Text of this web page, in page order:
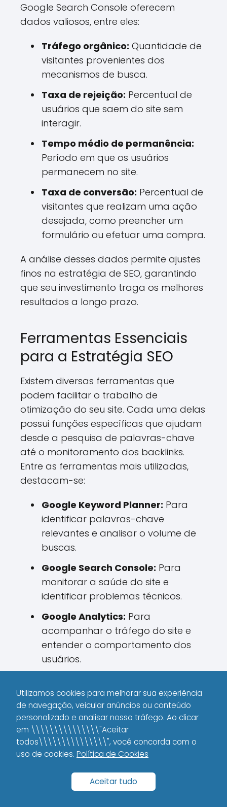
Google Search Console oferecem
dados valiosos, entre eles:
Tráfego orgânico: Quantidade de
visitantes provenientes dos
mecanismos de busca.
Taxa de rejeição: Percentual de
usuários que saem do site sem
interagir.
Tempo médio de permanência:
Período em que os usuários
permanecem no site.
Taxa de conversão: Percentual de
visitantes que realizam uma ação
desejada, como preencher um
formulário ou efetuar uma compra.
A análise desses dados permite ajustes
finos na estratégia de SEO, garantindo
que seu investimento traga os melhores
resultados a longo prazo.
Ferramentas Essenciais
para a Estratégia SEO
Existem diversas ferramentas que
podem facilitar o trabalho de
otimização do seu site. Cada uma delas
possui funções específicas que ajudam
desde a pesquisa de palavras-chave
até o monitoramento dos backlinks.
Entre as ferramentas mais utilizadas,
destacam-se:
Google Keyword Planner: Para
identificar palavras-chave
relevantes e analisar o volume de
buscas.
Google Search Console: Para
monitorar a saúde do site e
identificar problemas técnicos.
Google Analytics: Para
acompanhar o tráfego do site e
entender o comportamento dos
usuários.
concorrência, monitorar backlinks e
encontrar oportunidades de
crescimento.
Moz:Para avaliar a autoridade do
domínio e identificar erros de SEO.
O uso adequado dessas ferramentas
torna o processo de otimização mais
Utilizamos cookies para melhorar sua experiência
de navegação, veicular anúncios ou conteúdo
personalizado e analisar nosso tráfego. Ao clicar
em \\\\\\\\\\\\\\\"Aceitar
todos\\\\\\\\\\\\\\\", você concorda com o
uso de cookies. Política de Cookies
Aceitar tudo